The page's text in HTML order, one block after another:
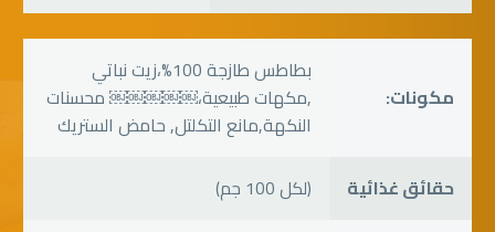
مكونات:
بطاطس طازجة 100%،زيت نباتي
,مكهات طبيعية،￼￼￼￼￼ محسنات
النكهة,مانع التكلتل, حامض الستريك
حقائق غذائية
(لكل 100 جم)